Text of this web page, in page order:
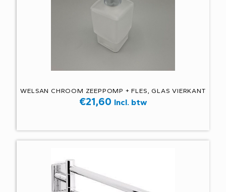
WELSAN CHROOM ZEEPPOMP + FLES, GLAS VIERKANT
€21,60 Incl. btw